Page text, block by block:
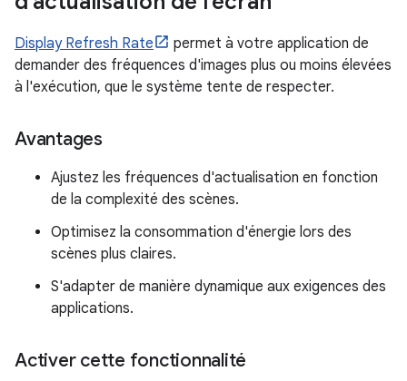
Display Refresh Rate
permet à votre application de
demander des fréquences d'images plus ou moins élevées
à l'exécution, que le système tente de respecter.
Avantages
Ajustez les fréquences d'actualisation en fonction
de la complexité des scènes.
Optimisez la consommation d'énergie lors des
scènes plus claires.
S'adapter de manière dynamique aux exigences des
applications.
Activer cette fonctionnalité